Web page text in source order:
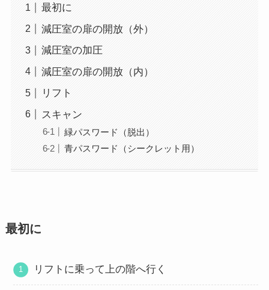
最初に
減圧室の扉の開放（外）
減圧室の加圧
減圧室の扉の開放（内）
リフト
スキャン
緑パスワード（脱出）
青パスワード（シークレット用）
最初に
リフトに乗って上の階へ行く